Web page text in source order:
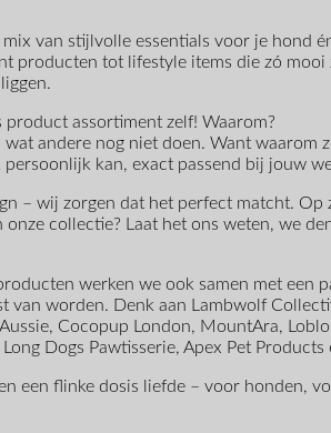
van stijlvolle essentials voor je hond
producten tot lifestyle items die zó mooi
assortiment zelf! Waarom?
andere nog niet doen. Want waarom
kan, exact passend bij jouw
– wij zorgen dat het perfect matcht. Op
collectie? Laat het ons weten, we
werken we ook samen met een
van worden. Denk aan Lambwolf
Cocopup London, MountAra,
Dogs Pawtisserie, Apex Pet Products
een flinke dosis liefde – voor honden,